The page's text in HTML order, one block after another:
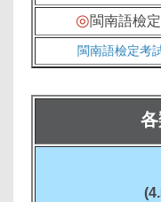
◎閩南語檢
閩南語檢定考